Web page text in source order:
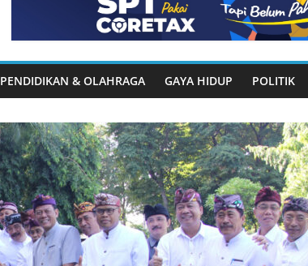
PENDIDIKAN & OLAHRAGA GAYA HIDUP POLITIK